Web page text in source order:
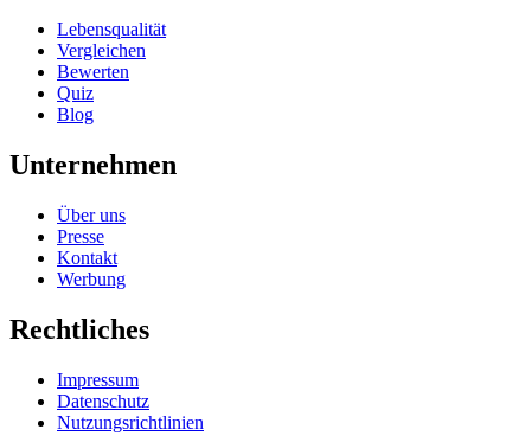
Lebensqualität
Vergleichen
Bewerten
Quiz
Blog
Unternehmen
Über uns
Presse
Kontakt
Werbung
Rechtliches
Impressum
Datenschutz
Nutzungsrichtlinien